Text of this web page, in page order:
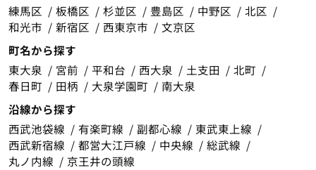
練馬区
板橋区 杉並区 豊島区 中野区
北区
和光市
新宿区 西東京市
文京区
町名から探す
東大泉
宮前 平和台 西大泉 土支田
北町
春日町
田柄 大泉学園町
南大泉
沿線から探す
西武池袋線
有楽町線 副都心線
東武東上線
西武新宿線
都営大江戸線 中央線
総武線
丸ノ内線
京王井の頭線